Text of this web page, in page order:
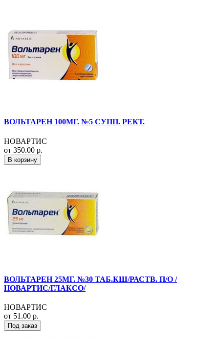
ВОЛЬТАРЕН 100МГ. №5 СУПП. РЕКТ.
НОВАРТИС
от 350.00 р.
В корзину
ВОЛЬТАРЕН 25МГ. №30 ТАБ.КШ/РАСТВ. П/О /
НОВАРТИС/ГЛАКСО/
НОВАРТИС
от 51.00 р.
Под заказ